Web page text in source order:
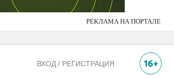
РЕКЛАМА НА ПОРТАЛЕ
ВХОД / РЕГИСТРАЦИЯ